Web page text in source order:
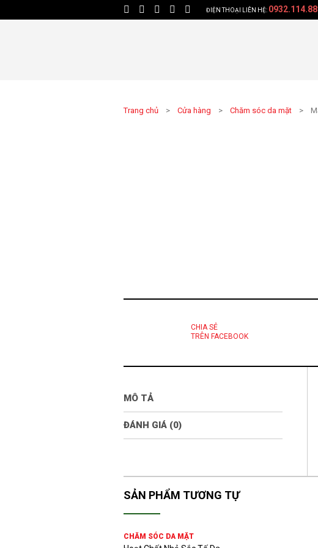
ĐIỆN THOẠI LIÊN HỆ:
Trang chủ > Cửa hàng > Chăm sóc da mặt >
CHIA SẺ
TRÊN FACEBOOK
MÔ TẢ
ĐÁNH GIÁ (0)
SẢN PHẨM TƯƠNG TỰ
CHĂM SÓC DA MẶT